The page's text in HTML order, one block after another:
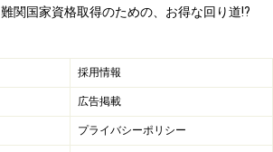
難関国家資格取得のための、お得な回り道!?
採用情報
広告掲載
プライバシーポリシー